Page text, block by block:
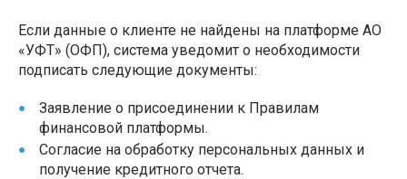
Если данные о клиенте не найдены на платформе АО
«УФТ» (ОФП), система уведомит о необходимости
подписать следующие документы:
Заявление о присоединении к Правилам
финансовой платформы.
Согласие на обработку персональных данных и
получение кредитного отчета.